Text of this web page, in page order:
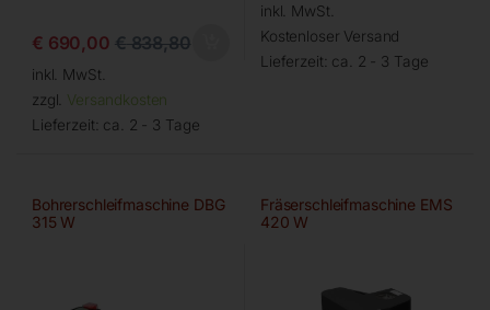
€ 690,00 €838,80
inkl. MwSt.
zzgl. Versandkosten
Lieferzeit: ca. 2 - 3 Tage
inkl. MwSt.
Kostenloser Versand
Lieferzeit: ca. 2 - 3 Tage
Bohrerschleifmaschine DBG
315 W
Fräserschleifmaschine EMS
420 W